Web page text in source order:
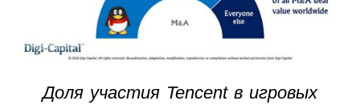
Доля участия Tencent в игровых